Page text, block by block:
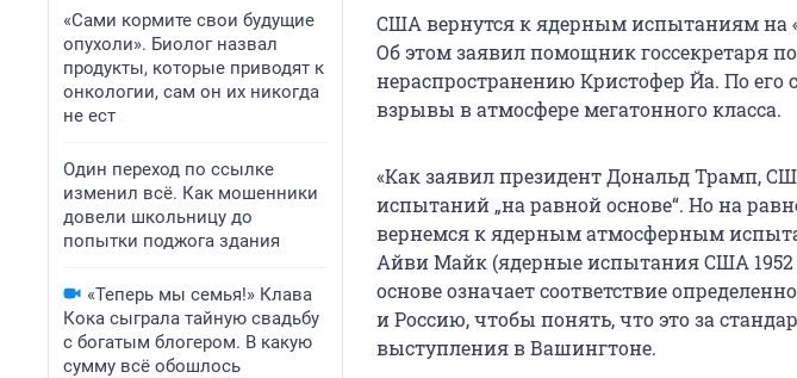
«Сами кормите свои будущие
опухоли». Биолог назвал
продукты, которые приводят к
онкологии, сам он их никогда
не ест
Один переход по ссылке
изменил всё. Как мошенники
довели школьницу до
попытки поджога здания
«Теперь мы семья!» Клава
Кока сыграла тайную свадьбу
с богатым блогером. В какую
сумму всё обошлось
США вернутся к ядерным испытаниям на
Об этом заявил помощник госсекретаря
нераспространению Кристофер Йа. По
взрывы в атмосфере мегатонного класса.
«Как заявил президент Дональд Трамп,
испытаний „на равной основе“. Но на
вернемся к ядерным атмосферным
Айви Майк (ядерные испытания США 1952
основе означает соответствие
и Россию, чтобы понять, что это за
выступления в Вашингтоне.